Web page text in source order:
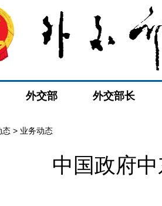
外交部 外交部长
态 > 业务动态
中国政府